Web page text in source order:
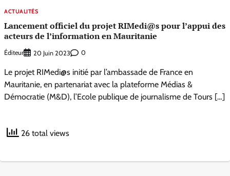
ACTUALITÉS
Lancement officiel du projet RIMedi@s pour l’appui des
acteurs de l’information en Mauritanie
Éditeur 20 Juin 2023 0
Le projet RIMedi@s initié par l’ambassade de France en
Mauritanie, en partenariat avec la plateforme Médias &
Démocratie (M&D), l’Ecole publique de journalisme de Tours […]
26 total views